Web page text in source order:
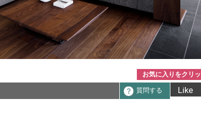
お気に入りをクリ
質問する Like